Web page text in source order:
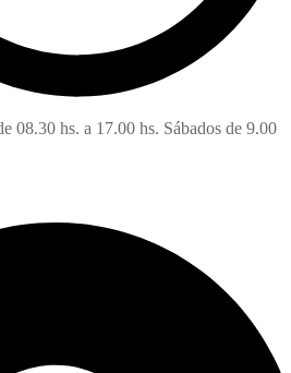
08.30 hs. a 17.00 hs. Sábados de 9.00